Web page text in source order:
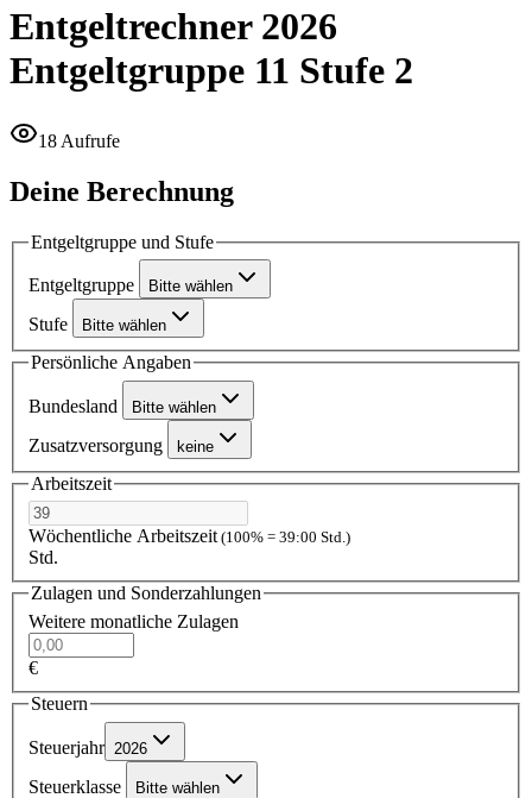
Entgeltrechner 2026
Entgeltgruppe 11 Stufe 2
18 Aufrufe
Deine Berechnung
Entgeltgruppe und Stufe
Entgeltgruppe Bitte wählen
Stufe Bitte wählen
Persönliche Angaben
Bundesland Bitte wählen
Zusatzversorgung keine
Arbeitszeit
Wöchentliche Arbeitszeit(100% = 39:00 Std.)
Std.
Zulagen und Sonderzahlungen
Weitere monatliche Zulagen
€
Steuern
Steuerjahr 2026
Steuerklasse Bitte wählen